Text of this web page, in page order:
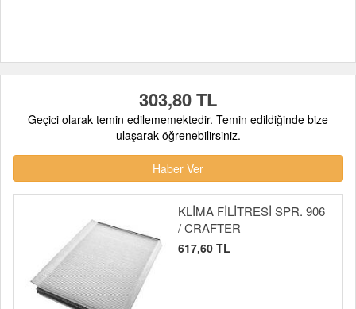
303,80 TL
Geçici olarak temin edilememektedir. Temin edildiğinde bize
ulaşarak öğrenebilirsiniz.
Haber Ver
KLİMA FİLİTRESİ SPR. 906
/ CRAFTER
617,60 TL